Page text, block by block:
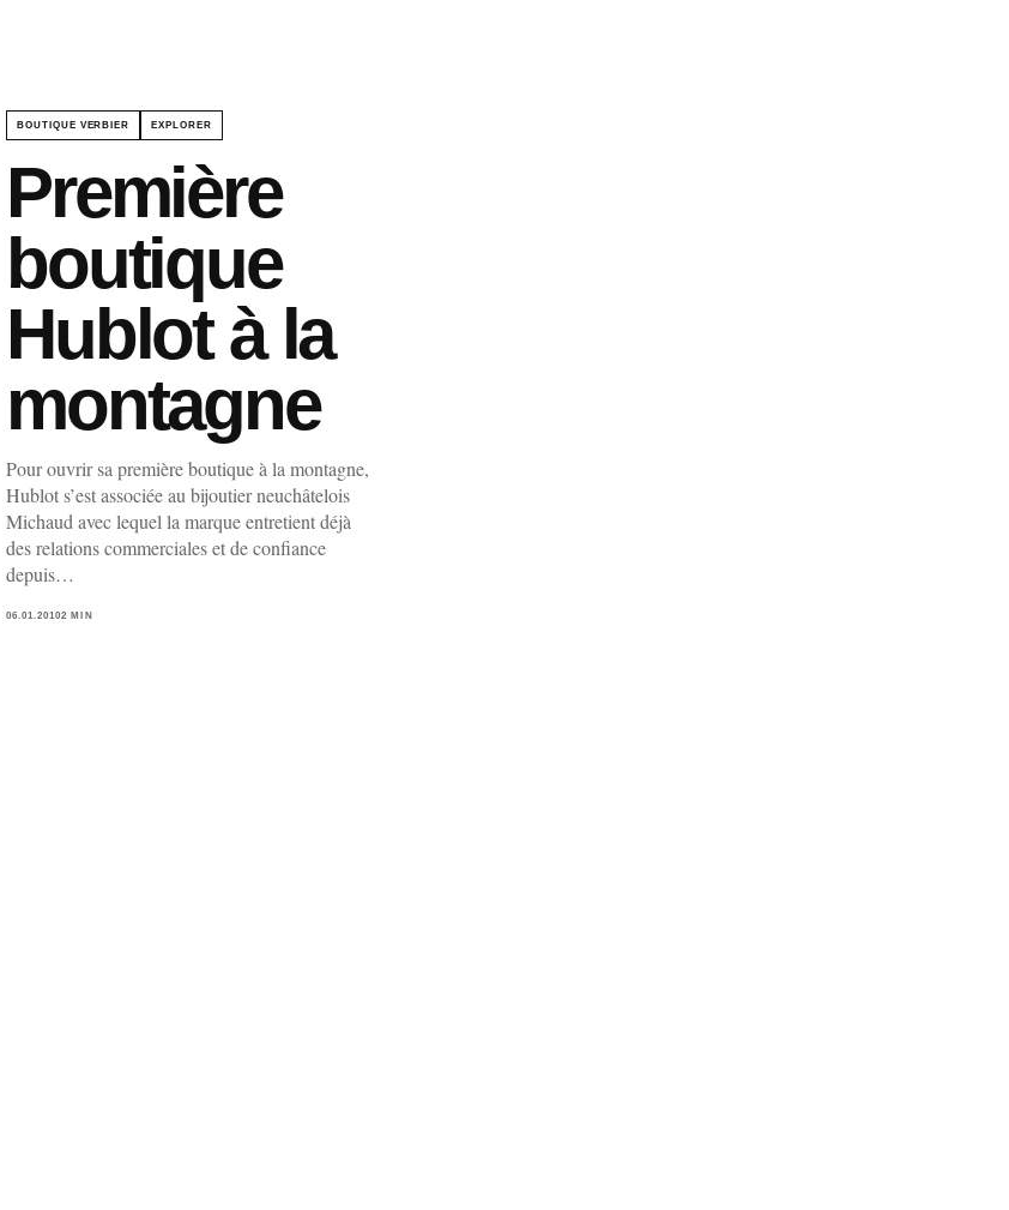
BOUTIQUE VERBIER EXPLORER
Première
boutique
Hublot à la
montagne
Pour ouvrir sa première boutique à la montagne,
Hublot s’est associée au bijoutier neuchâtelois
Michaud avec lequel la marque entretient déjà
des relations commerciales et de confiance
depuis…
06.01.20102 MIN